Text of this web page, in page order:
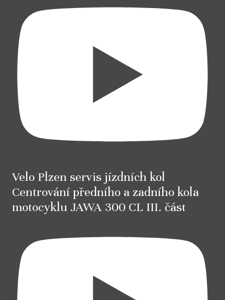
Velo Plzen servis jízdních kol
Centrování předního a zadního kola
motocyklu JAWA 300 CL III. část